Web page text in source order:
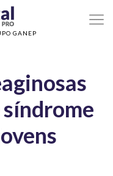
GANEP
de oleaginosas reduz o risco de